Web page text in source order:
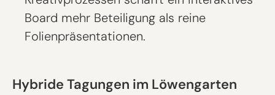
Board mehr Beteiligung als reine
Folienpräsentationen.
Hybride Tagungen im Löwengarten